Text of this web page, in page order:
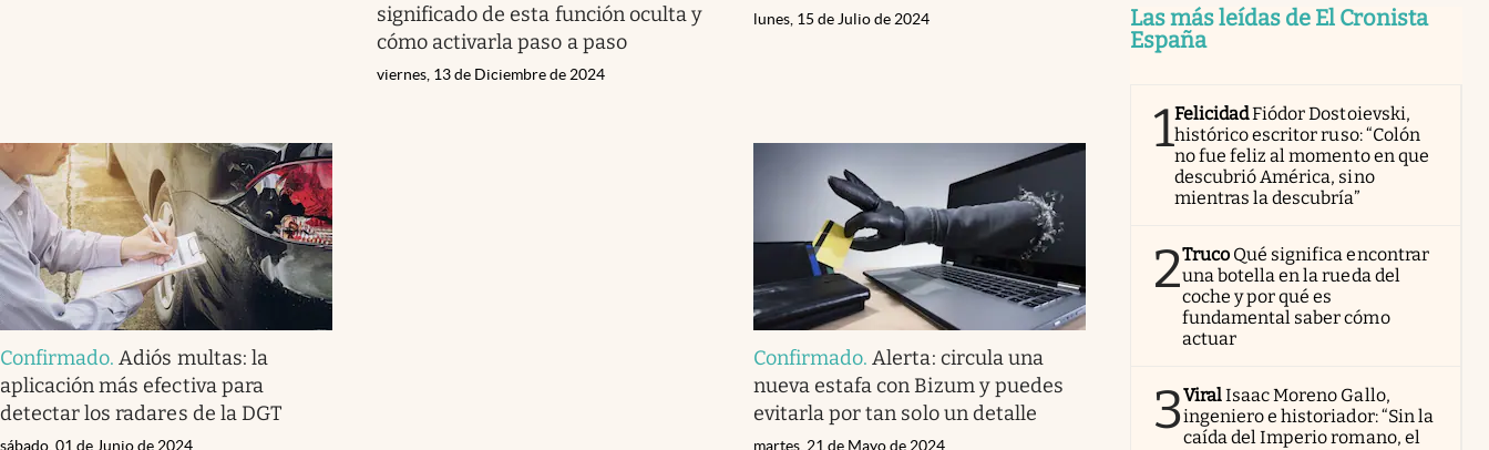
significado de esta función oculta y
cómo activarla paso a paso
viernes, 13 de Diciembre de 2024
lunes, 15 de Julio de 2024
Confirmado.Adiós multas: la
aplicación más efectiva para
detectar los radares de la DGT
sábado, 01 de Junio de 2024
Confirmado.Alerta: circula una
nueva estafa con Bizum y puedes
evitarla por tan solo un detalle
martes, 21 de Mayo de 2024
Las más leídas de El Cronista
España
1FelicidadFiódor Dostoievski,
histórico escritor ruso: “Colón
no fue feliz al momento en que
descubrió América, sino
mientras la descubría”
2Truco Qué significa encontrar
una botella en la rueda del
coche y por qué es
fundamental saber cómo
actuar
3ViralIsaac Moreno Gallo,
ingeniero e historiador: “Sin la
caída del Imperio romano, el